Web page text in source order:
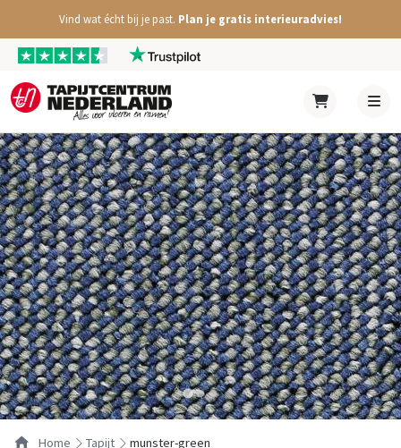
Vind wat écht bij je past. Plan je gratis interieuradvies!
Home tapijt munster-green